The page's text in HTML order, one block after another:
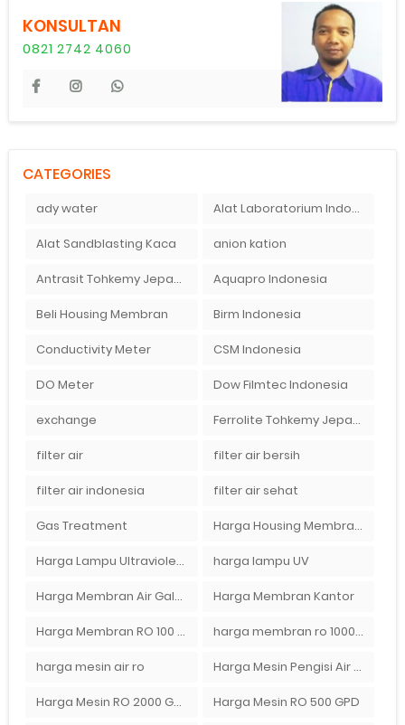
KONSULTAN
0821 2742 4060
CATEGORIES
ady water Alat Laboratorium Indonesia
Alat Sandblasting Kaca anion kation
Antrasit Tohkemy Jepang Indonesia Aquapro Indonesia
Beli Housing Membran Birm Indonesia
Conductivity Meter CSM Indonesia
DO Meter Dow Filmtec Indonesia
exchange Ferrolite Tohkemy Jepang Indonesia
filter air filter air bersih
filter air indonesia filter air sehat
Gas Treatment Harga Housing Membran RO 2000 GPD
Harga Lampu Ultraviolet Depot Air Isi Ulang harga lampu UV
Harga Membran Air Galon Harga Membran Kantor
Harga Membran RO 100 gpd harga membran ro 1000 gpd
harga mesin air ro Harga Mesin Pengisi Air Galon
Harga Mesin RO 2000 GPD Harga Mesin RO 500 GPD